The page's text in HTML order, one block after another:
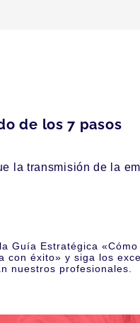
de los 7 pasos
la transmisión de la
Guía Estratégica
con éxito» y siga los
nuestros profesionales.